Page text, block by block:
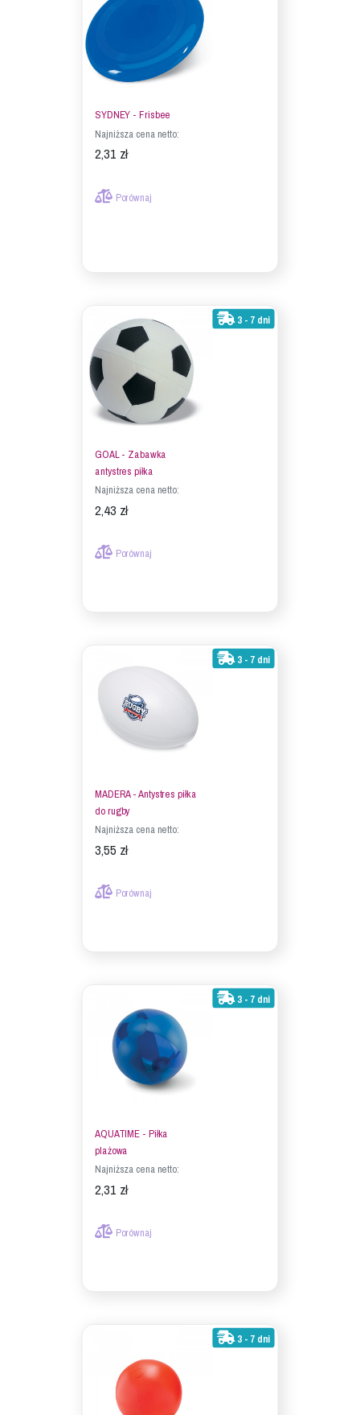
SYDNEY - Frisbee
Najniższa cena netto:
2,31 zł
Porównaj
3 - 7 dni
GOAL - Zabawka
antystres piłka
Najniższa cena netto:
2,43 zł
Porównaj
3 - 7 dni
MADERA - Antystres piłka
do rugby
Najniższa cena netto:
3,55 zł
Porównaj
3 - 7 dni
AQUATIME - Piłka
plażowa
Najniższa cena netto:
2,31 zł
Porównaj
3 - 7 dni